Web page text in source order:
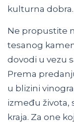
kulturna dobra.
Ne propustite
tesanog
dovodi u vezu
Prema
u blizini
između života,
kraja. Za one